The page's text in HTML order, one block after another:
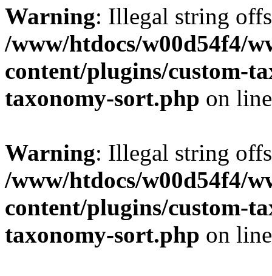
Warning: Illegal string
/www/htdocs/w00d54f4/
content/plugins/custom-
taxonomy-sort.php on
Warning: Illegal string
/www/htdocs/w00d54f4/
content/plugins/custom-
taxonomy-sort.php on